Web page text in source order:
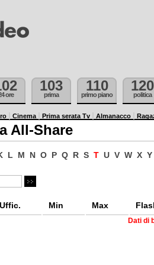
ore
103
prima
110
primo piano
120
politica
Cinema Prima serata Tv Almanacco
All-Share
L M N O P Q R S T U V W X Y
Uffic. Min Max
Dati di